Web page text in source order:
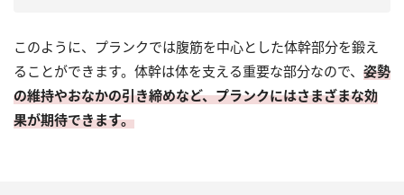
このように、プランクでは腹筋を中心とした体幹部分を鍛え
ることができます。体幹は体を支える重要な部分なので、 姿勢
の維持やおなかの引き締めなど、プランクにはさまざまな効
果が期待できます。